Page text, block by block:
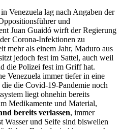
Venezuela lag nach Angaben der
und
Juan Guaidó wirft der Regierung
Corona-Infektionen zu
mehr als einem Jahr, Maduro aus
jedoch fest im Sattel, auch weil
die Polizei fest im Griff hat.
Venezuela immer tiefer in eine
die Covid-19-Pandemie noch
liegt ohnehin bereits
Medikamente und Material,
bereits verlassen, immer
Wasser und Seife sind bisweilen